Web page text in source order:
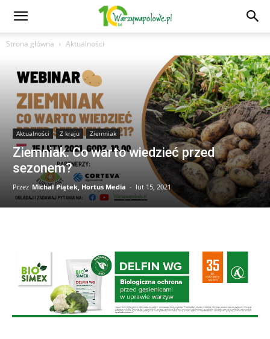
Strona główna Aktualności
Aktualności Z kraju Ziemniak
Ziemniak. Co warto wiedzieć przed
sezonem?
Przez Michał Piątek, Hortus Media - lut 15, 2021